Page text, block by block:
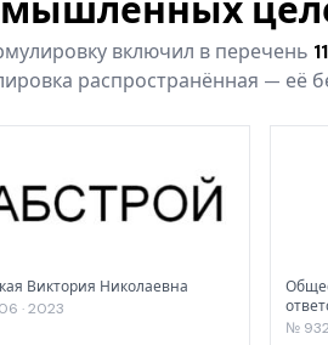
включил в перечень
распространённая — её
Виктория Николаевна
· 2023
№